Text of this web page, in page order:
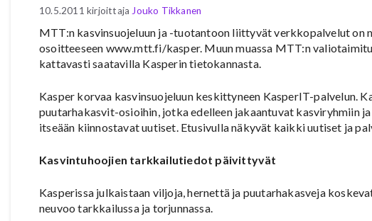
10.5.2011 kirjoittaja Jouko Tikkanen
MTT:n kasvinsuojeluun ja -tuotantoon liittyvät verkkopalvelut on
osoitteeseen www.mtt.fi/kasper. Muun muassa MTT:n
kattavasti saatavilla Kasperin tietokannasta.
Kasper korvaa kasvinsuojeluun keskittyneen KasperIT-palvelun.
puutarhakasvit-osioihin, jotka edelleen jakaantuvat kasviryhmiin
itseään kiinnostavat uutiset. Etusivulla näkyvät kaikki uutiset ja
Kasvintuhoojien tarkkailutiedot päivittyvät
Kasperissa julkaistaan viljoja, hernettä ja puutarhakasveja
neuvoo tarkkailussa ja torjunnassa.